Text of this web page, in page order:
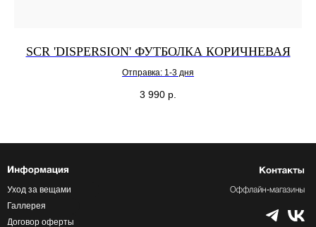
SCR 'DISPERSION' ФУТБОЛКА КОРИЧНЕВАЯ
Отправка: 1-3 дня
3 990 р.
Договор оферты
Галлерея
Уход за вещами